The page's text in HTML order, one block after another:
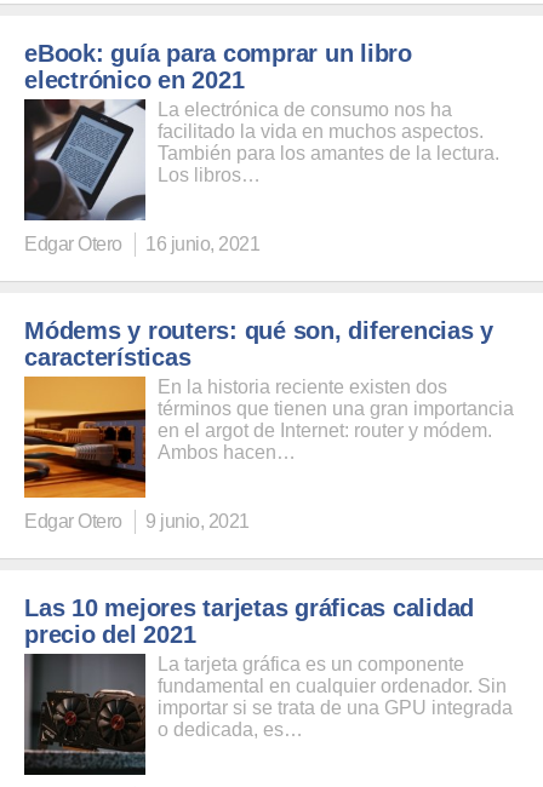
eBook: guía para comprar un libro
electrónico en 2021
La electrónica de consumo nos ha
facilitado la vida en muchos aspectos.
También para los amantes de la lectura.
Los libros…
Edgar Otero 16 junio, 2021
Módems y routers: qué son, diferencias y
características
En la historia reciente existen dos
términos que tienen una gran importancia
en el argot de Internet: router y módem.
Ambos hacen…
Edgar Otero 9 junio, 2021
Las 10 mejores tarjetas gráficas calidad
precio del 2021
La tarjeta gráfica es un componente
fundamental en cualquier ordenador. Sin
importar si se trata de una GPU integrada
o dedicada, es…